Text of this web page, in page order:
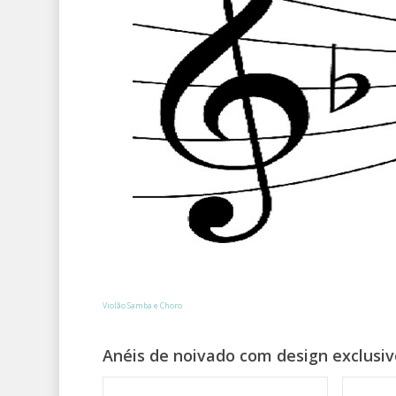
Violão Samba e Choro
Anéis de noivado com design